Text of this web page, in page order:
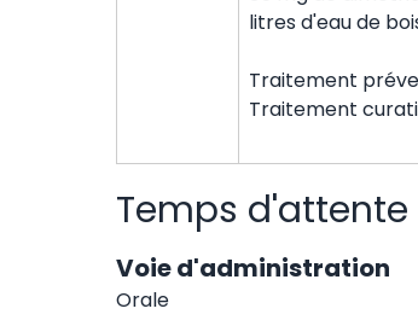
litres d'eau de
Traitement
Traitement
Temps d'attente
Voie d'administration
Orale